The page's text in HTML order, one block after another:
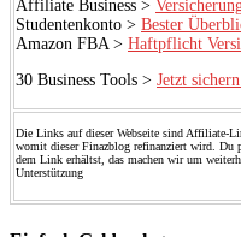
Affiliate Business >
Studentenkonto > Bester
Amazon FBA > Haftpflicht
30 Business Tools > Jetzt
Die Links auf dieser Webseite sind Affiliate-
womit dieser Finazblog refinanziert wird.
dem Link erhältst, das machen wir um
Unterstützung